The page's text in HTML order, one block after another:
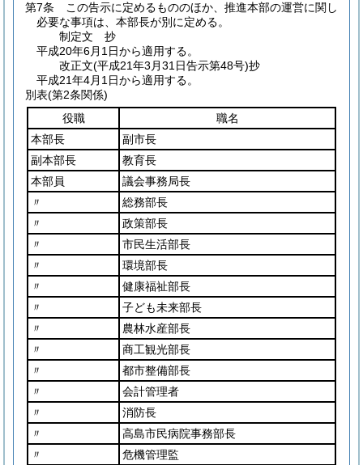
第7条
この告示に定めるもののほか、推進本部の運営に関し
必要な事項は、本部長が別に定める。
制定文 抄
平成20年6月1日から適用する。
改正文(平成21年3月31日告示第48号)抄
平成21年4月1日から適用する。
別表(第2条関係)
役職
職名
本部長
副市長
副本部長
教育長
本部員
議会事務局長
〃
総務部長
〃
政策部長
〃
市民生活部長
〃
環境部長
〃
健康福祉部長
〃
子ども未来部長
〃
農林水産部長
〃
商工観光部長
〃
都市整備部長
〃
会計管理者
〃
消防長
〃
高島市民病院事務部長
〃
危機管理監